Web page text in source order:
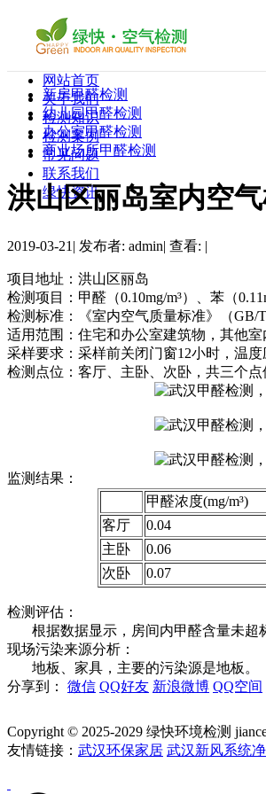
网站首页
关于我们
检测知识
检测案例
常见问题
联系我们
绿快资讯
新房甲醛检测
幼儿园甲醛检测
办公室甲醛检测
商业场所甲醛检测
洪山区丽岛室内空气
2019-03-21 | 发布者: admin| 查看: |
项目地址：洪山区丽岛
检测项目：甲醛（0.10mg/m³）、苯（
检测标准：《室内空气质量标准》（GB/
适用范围：住宅和办公室建筑物，其他
采样要求：采样前关闭门窗12小时，
检测点位：客厅、主卧、次卧，共三个点位
监测结果：
甲醛浓度(mg/m³)
客厅
0.04
主卧
0.06
次卧
0.07
检测评估：
根据数据显示，房间内甲醛含量未超标
现场污染来源分析：
地板、家具，主要的污染源是地板。
分享到：
微信 QQ好友 新浪微博 QQ空间
Copyright © 2025-2029 绿快环境检测
友情链接： 武汉环保家居 武汉新风系统